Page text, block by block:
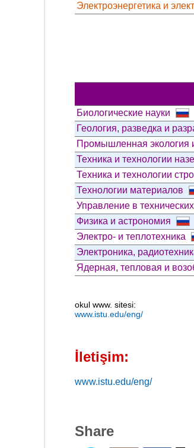
Электроэнергетика и
Биологические науки
Геология, разведка и
Промышленная экология
Техника и технологии
Техника и технологии
Технологии материалов
Управление в
Физика и астрономия
Электро- и теплотехника
Электроника,
Ядерная, тепловая и
okul www. sitesi:
www.istu.edu/eng/
İletişim:
www.istu.edu/eng/
Share